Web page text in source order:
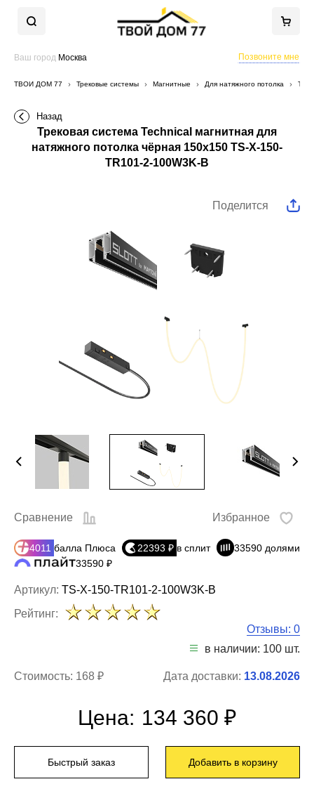
Ваш город Москва Позвоните мне
ТВОЙ ДОМ 77 Трековые системы Магнитные Для натяжного потолка
Назад
Трековая система Technical магнитная для
натяжного потолка чёрная 150x150 TS-X-150-
TR101-2-100W3K-B
Поделится
Артикул: TS-X-150-TR101-2-100W3K-B
Сравнение Избранное
4011 балла Плюса 22393 ₽ в сплит
33590 долями
33590 ₽
Рейтинг:
Отзывы: 0
в наличии: 100 шт.
Стоимость: 168 ₽ Дата доставки: 13.08.2026
Цена: 134 360 ₽
Быстрый заказ Добавить в корзину